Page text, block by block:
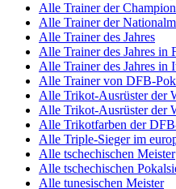
Alle Trainer der
Alle Trainer der
Alle Trainer des Jahres
Alle Trainer des Jahres in
Alle Trainer des Jahres in
Alle Trainer von DFB-
Alle Trikot-Ausrüster der
Alle Trikot-Ausrüster der
Alle Trikotfarben der
Alle Triple-Sieger im
Alle tschechischen Meister
Alle tschechischen
Alle tunesischen Meister